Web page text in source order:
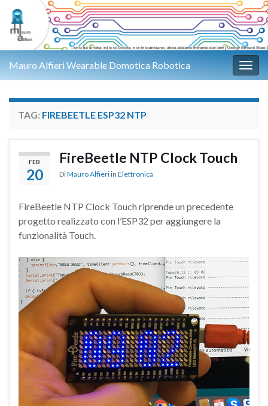
Mauro Alfieri Wearable Domotica Robotica
TAG: FIREBEETLE ESP32 NTP
FEB
20
FireBeetle NTP Clock Touch
DiMauro Alfieri in Elettronica
FireBeetle NTP Clock Touch riprende un precedente
progetto realizzato con l’ESP32 per aggiungere la
funzionalità Touch.